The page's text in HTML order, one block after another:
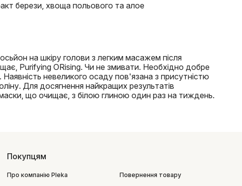
берези, хвоща польового та алое
на шкіру голови з легким масажем після
Purifying ORising. Чи не змивати. Необхідно добре
невеликого осаду пов'язана з присутністю
Для досягнення найкращих результатів
що очищає, з білою глиною один раз на тиждень.
Покупцям
Про компанію Pleka Повернення товару